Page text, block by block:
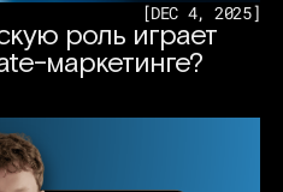
[DEC 4, 2025]
роль играет
маркетинге?